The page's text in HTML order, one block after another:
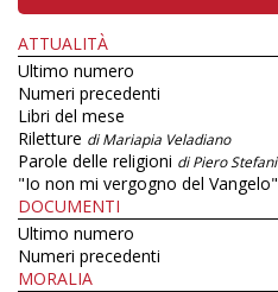
ATTUALITÀ
Ultimo numero
Numeri precedenti
Libri del mese
Riletture di Mariapia Veladiano
Parole delle religioni di Piero Stefani
"Io non mi vergogno del Vangelo"
DOCUMENTI
Ultimo numero
Numeri precedenti
MORALIA